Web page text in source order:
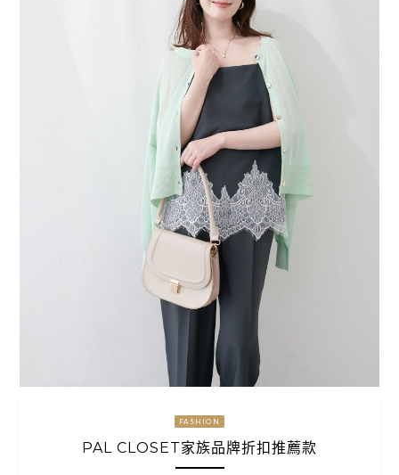
FASHION
PAL CLOSET家族品牌折扣推薦款